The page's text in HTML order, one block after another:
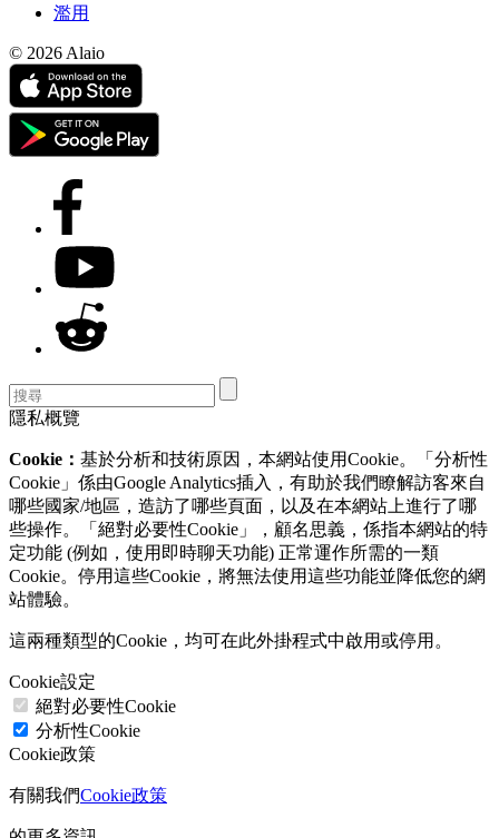
濫用
© 2026 Alaio
隱私概覽
Cookie： 基於分析和技術原因，本網站使用Cookie。「分析性
Cookie」係由Google Analytics插入，有助於我們瞭解訪客來自
哪些國家/地區，造訪了哪些頁面，以及在本網站上進行了哪
些操作。「絕對必要性Cookie」，顧名思義，係指本網站的特
定功能 (例如，使用即時聊天功能) 正常運作所需的一類
Cookie。停用這些Cookie，將無法使用這些功能並降低您的網
站體驗。
這兩種類型的Cookie，均可在此外掛程式中啟用或停用。
Cookie設定
絕對必要性Cookie
分析性Cookie
Cookie政策
有關我們Cookie政策